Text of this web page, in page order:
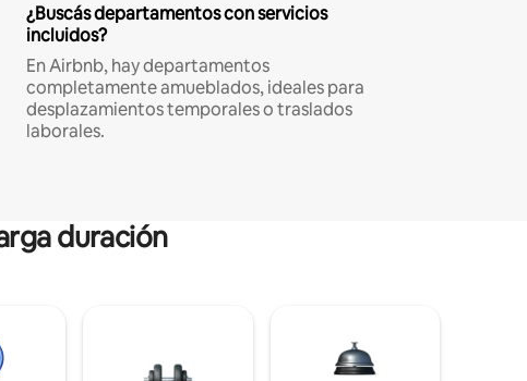
¿Buscás departamentos con servicios
incluidos?
En Airbnb, hay departamentos
completamente amueblados, ideales para
desplazamientos temporales o traslados
laborales.
duración